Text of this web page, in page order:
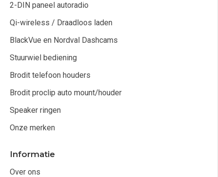
2-DIN paneel autoradio
Qi-wireless / Draadloos laden
BlackVue en Nordval Dashcams
Stuurwiel bediening
Brodit telefoon houders
Brodit proclip auto mount/houder
Speaker ringen
Onze merken
Informatie
Over ons